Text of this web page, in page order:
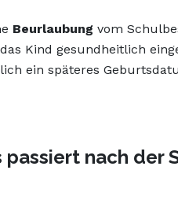
Beurlaubung vom
Kind gesundheitlich
ein späteres
passiert nach der